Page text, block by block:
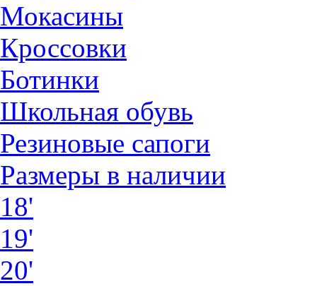
Мокасины
Кроссовки
Ботинки
Школьная обувь
Резиновые сапоги
Размеры в наличии
18'
19'
20'